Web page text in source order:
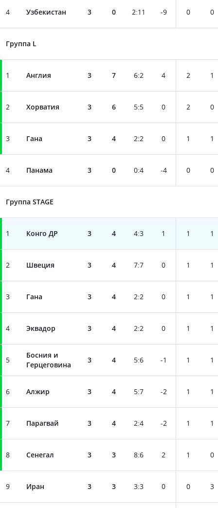
4 Узбекистан 3 0 2:11 -9 0 0
Группа L
1 Англия 3 7 6:2 4 2 1
2 Хорватия 3 6 5:5 0 2 0
3 Гана 3 4 2:2 0 1 1
4 Панама 3 0 0:4 -4 0 0
Группа STAGE
1 Конго ДР 3 4 4:3 1 1 1
2 Швеция 3 4 7:7 0 1 1
3 Гана 3 4 2:2 0 1 1
4 Эквадор 3 4 2:2 0 1 1
5
Босния и
Герцеговина
3 4 5:6 -1 1 1
6 Алжир 3 4 5:7 -2 1 1
7 Парагвай 3 4 2:4 -2 1 1
8 Сенегал 3 3 8:6 2 1 0
9 Иран 3 3 3:3 0 0 3